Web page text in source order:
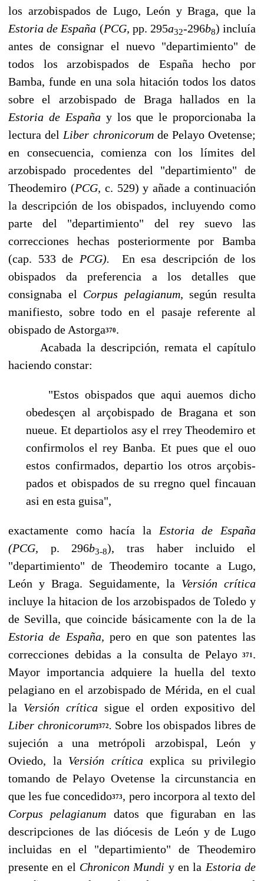
los arzobispados de Lugo, León y Braga, que la
Estoria de España (PCG, pp. 295a32-296b8) incluía
antes de consignar el nuevo "departimiento" de
todos los arzobispados de España hecho por
Bamba, funde en una sola hitación todos los da­tos
sobre el arzobispado de Braga hallados en la
Estoria de España y los que le pro­porcionaba la
lectura del Liber chronicorum de Pelayo Ovetense;
en consecuencia, comienza con los límites del
arzobispado procedentes del "departimiento" de
Theode­miro (PCG, c. 529) y añade a continuación
la descripción de los obispados, incluyendo como
parte del "departimiento" del rey suevo las
correcciones hechas posterior­mente por Bamba
(cap. 533 de PCG). En esa descripción de los
obispados da prefe­rencia a los detalles que
consignaba el Corpus pelagianum,según resulta
manifiesto, sobre todo en el pasaje referente al
obispado de Astorga370.
Acabada la descripción, remata el capítulo
haciendo constar:
"Estos obispados que aqui auemos dicho
obedesçen al arçobispado de Bragana et son
nueue. Et departiolos asy el rrey Theodemiro et
confirmolos el rey Banba. Et pues que el ouo
estos confirmados, departio los otros arçobis­
pados et obispados de su rregno quel fincauan
asi en esta guisa",
exactamente como hacía la Estoria de España
(PCG, p. 296b3-8), tras haber incluido el
"departimiento" de Theodemiro tocante a Lugo,
León y Braga. Seguidamente, la Versión crítica
incluye la hitacion de los arzobispados de Toledo y
de Sevilla, que coincide básicamente con la de la
Estoria de España, pero en que son patentes las
correcciones debidas a la consulta de Pelayo 371 .
Mayor importancia adquiere la huella del texto
pelagiano en el arzobispado de Mérida, en el cual
la Versión crítica sigue el orden expositi­vo del
Liber chronicorum372. Sobre los obispados libres de
sujeción a una metrópoli arzobispal, León y
Oviedo, la Versión crítica explica su privilegio
tomando de Pelayo Ovetense la circunstancia en
que les fue concedido373, pero incorpora al texto del
Corpus pelagianum datos que figuraban en las
descripciones de las diócesis de León y de Lugo
incluidas en el "departimiento" de Theodemiro
presente en el Chronicon Mundi y en la Estoria de